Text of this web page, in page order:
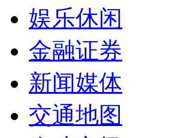
娱乐休闲
金融证券
新闻媒体
交通地图